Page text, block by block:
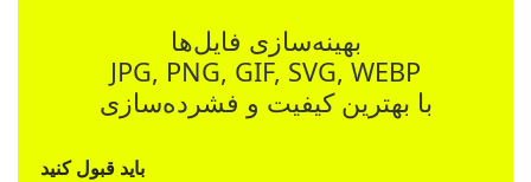
بهینه‌سازی فایل‌ها
JPG, PNG, GIF, SVG, WEBP
با بهترین کیفیت و فشرده‌سازی
باید قبول کنید